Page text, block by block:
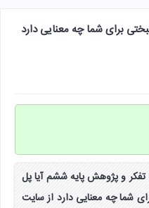
برای شما چه معنایی دارد
گو کنید صفحه ۱۰۰ کتاب تفکر و پژوهش پایه ششم آیا پل
شما چه معنایی دارد از سایت